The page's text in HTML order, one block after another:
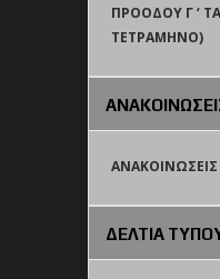
ΠΡΟΟΔΟΥ Γ ‘
TETΡΑΜΗΝΟ)
ΑΝΑΚΟΙΝΩΣΕΙΣ
ΔΕΛΤΙΑ